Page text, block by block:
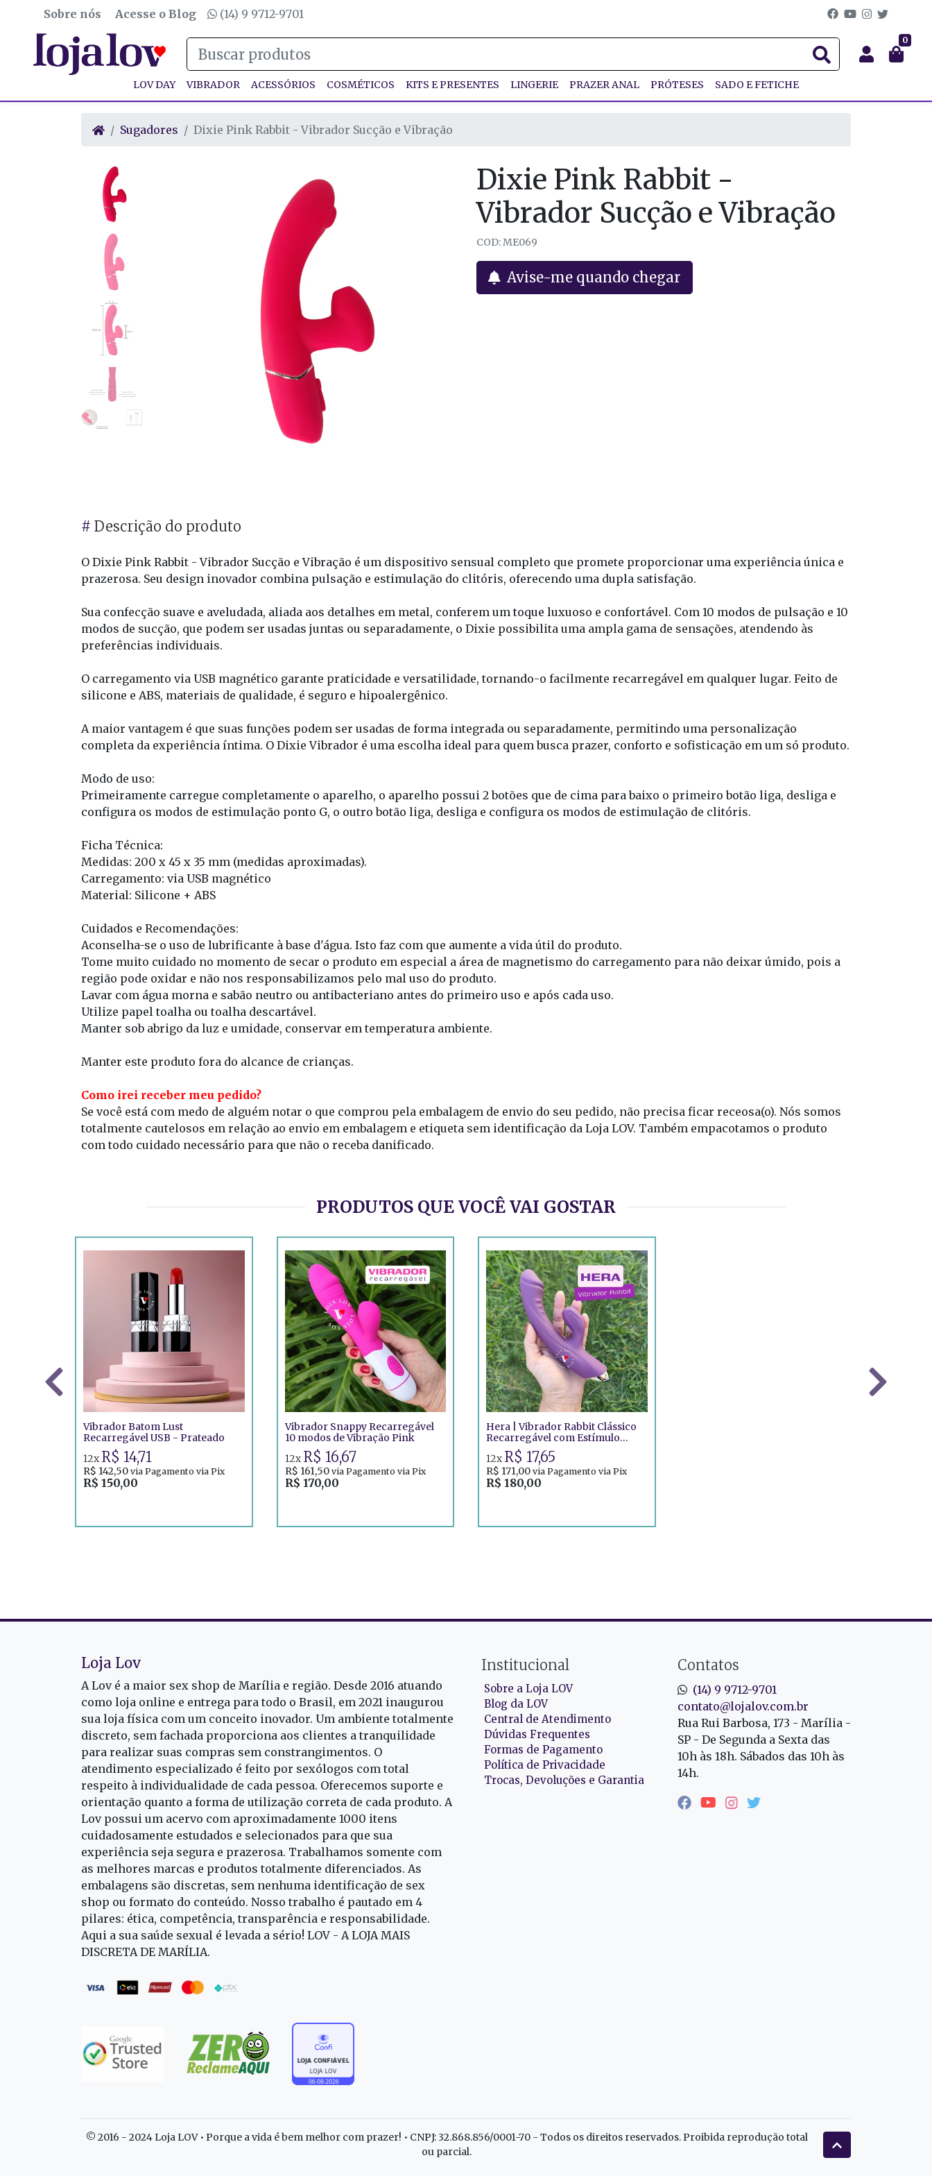
Sobre nós Acesse o Blog (14) 9 9712-9701
0
LOV DAY VIBRADOR ACESSÓRIOS COSMÉTICOS KITS E PRESENTES LINGERIE PRAZER ANAL PRÓTESES SADO E FETICHE
Sugadores Dixie Pink Rabbit - Vibrador Sucção e Vibração
Dixie Pink Rabbit -
Vibrador Sucção e Vibração
COD: ME069
Avise-me quando chegar
# Descrição do produto
O Dixie Pink Rabbit - Vibrador Sucção e Vibração é um dispositivo sensual completo que promete proporcionar uma experiência única e
prazerosa. Seu design inovador combina pulsação e estimulação do clitóris, oferecendo uma dupla satisfação.
Sua confecção suave e aveludada, aliada aos detalhes em metal, conferem um toque luxuoso e confortável. Com 10 modos de pulsação e 10
modos de sucção, que podem ser usadas juntas ou separadamente, o Dixie possibilita uma ampla gama de sensações, atendendo às
preferências individuais.
O carregamento via USB magnético garante praticidade e versatilidade, tornando-o facilmente recarregável em qualquer lugar. Feito de
silicone e ABS, materiais de qualidade, é seguro e hipoalergênico.
A maior vantagem é que suas funções podem ser usadas de forma integrada ou separadamente, permitindo uma personalização
completa da experiência íntima. O Dixie Vibrador é uma escolha ideal para quem busca prazer, conforto e sofisticação em um só produto.
Modo de uso:
Primeiramente carregue completamente o aparelho, o aparelho possui 2 botões que de cima para baixo o primeiro botão liga, desliga e
configura os modos de estimulação ponto G, o outro botão liga, desliga e configura os modos de estimulação de clitóris.
Ficha Técnica:
Medidas: 200 x 45 x 35 mm (medidas aproximadas).
Carregamento: via USB magnético
Material: Silicone + ABS
Cuidados e Recomendações:
Aconselha-se o uso de lubrificante à base d'água. Isto faz com que aumente a vida útil do produto.
Tome muito cuidado no momento de secar o produto em especial a área de magnetismo do carregamento para não deixar úmido, pois a
região pode oxidar e não nos responsabilizamos pelo mal uso do produto.
Lavar com água morna e sabão neutro ou antibacteriano antes do primeiro uso e após cada uso.
Utilize papel toalha ou toalha descartável.
Manter sob abrigo da luz e umidade, conservar em temperatura ambiente.
Manter este produto fora do alcance de crianças.
Como irei receber meu pedido?
Se você está com medo de alguém notar o que comprou pela embalagem de envio do seu pedido, não precisa ficar receosa(o). Nós somos
totalmente cautelosos em relação ao envio em embalagem e etiqueta sem identificação da Loja LOV. Também empacotamos o produto
com todo cuidado necessário para que não o receba danificado.
PRODUTOS QUE VOCÊ VAI GOSTAR
Vibrador Batom Lust
Recarregável USB - Prateado
R$ 150,00
12x R$ 14,71
R$ 142,50 via Pagamento via Pix
Vibrador Snappy Recarregável
10 modos de Vibração Pink
R$ 170,00
12x R$ 16,67
R$ 161,50 via Pagamento via Pix
Hera | Vibrador Rabbit Clássico
Recarregável com Estímulo
Duplo
R$ 180,00
12x R$ 17,65
R$ 171,00 via Pagamento via Pix
Contatos
(14) 9 9712-9701
contato@lojalov.com.br
Rua Rui Barbosa, 173 - Marília -
SP - De Segunda a Sexta das
10h às 18h. Sábados das 10h às
14h.
Institucional
Sobre a Loja LOV
Blog da LOV
Central de Atendimento
Dúvidas Frequentes
Formas de Pagamento
Política de Privacidade
Trocas, Devoluções e Garantia
Loja Lov
A Lov é a maior sex shop de Marília e região. Desde 2016 atuando
como loja online e entrega para todo o Brasil, em 2021 inaugurou
sua loja física com um conceito inovador. Um ambiente totalmente
discreto, sem fachada proporciona aos clientes a tranquilidade
para realizar suas compras sem constrangimentos. O
atendimento especializado é feito por sexólogos com total
respeito à individualidade de cada pessoa. Oferecemos suporte e
orientação quanto a forma de utilização correta de cada produto. A
Lov possui um acervo com aproximadamente 1000 itens
cuidadosamente estudados e selecionados para que sua
experiência seja segura e prazerosa. Trabalhamos somente com
as melhores marcas e produtos totalmente diferenciados. As
embalagens são discretas, sem nenhuma identificação de sex
shop ou formato do conteúdo. Nosso trabalho é pautado em 4
pilares: ética, competência, transparência e responsabilidade.
Aqui a sua saúde sexual é levada a sério! LOV - A LOJA MAIS
DISCRETA DE MARÍLIA.
© 2016 - 2024 Loja LOV • Porque a vida é bem melhor com prazer! • CNPJ: 32.868.856/0001-70 - Todos os direitos reservados. Proibida reprodução total
ou parcial.